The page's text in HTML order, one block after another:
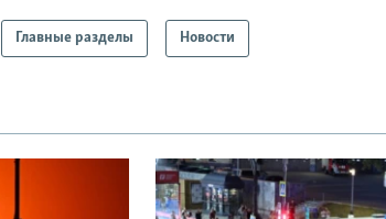
Главные разделы Новости